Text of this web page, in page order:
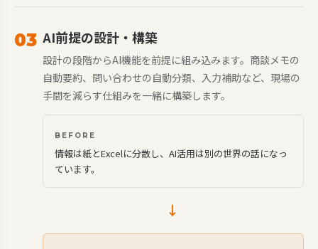
03 AI前提の設計・構築
設計の段階からAI機能を前提に組み込みます。商談メモの
自動要約、問い合わせの自動分類、入力補助など、現場の
手間を減らす仕組みを一緒に構築します。
BEFORE
情報は紙とExcelに分散し、AI活用は別の世界の話になっ
ています。
→